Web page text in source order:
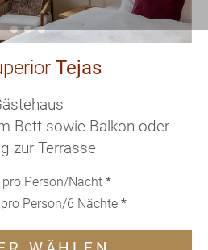
Tejas
Bett sowie Balkon oder
zur Terrasse
pro Person/Nacht *
pro Person/6 Nächte *